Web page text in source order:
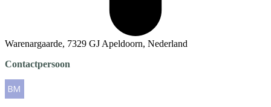
Warenargaarde, 7329 GJ Apeldoorn, Nederland
Contactpersoon